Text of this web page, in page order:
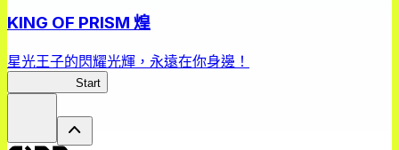
KING OF PRISM 煌
星光王子的閃耀光輝，永遠在你身邊！
Start